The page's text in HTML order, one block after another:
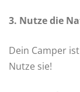
3. Nutze die
Dein Camper
Nutze sie!